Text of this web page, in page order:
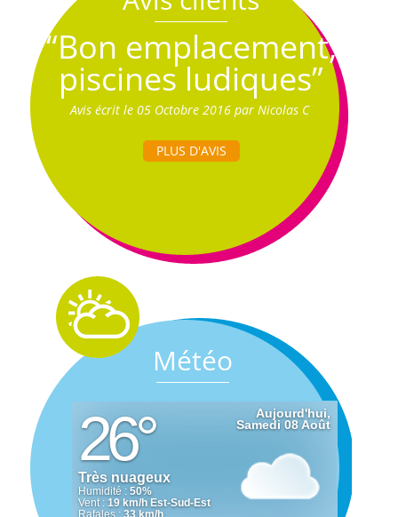
“Bon emplacement,
piscines ludiques”
Avis écrit le 05 Octobre 2016 par Nicolas C
PLUS D'AVIS
Météo